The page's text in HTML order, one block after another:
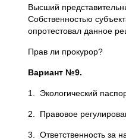
Высший
Собственностью
опротестовал данное
Прав ли прокурор?
Вариант №9.
1. Экологический
2. Правовое
3. Ответственность за